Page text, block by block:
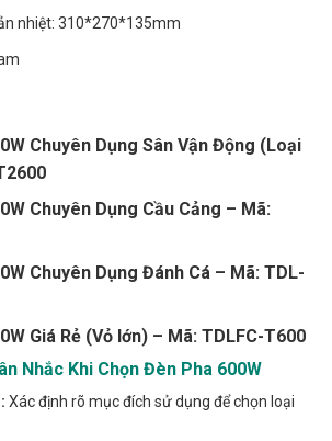
nhiệt: 310*270*135mm
Chuyên Dụng Sân Vận Động (Loại
Chuyên Dụng Cầu Cảng – Mã:
Chuyên Dụng Đánh Cá – Mã: TDL-
Giá Rẻ (Vỏ lớn) – Mã: TDLFC-T600
Nhắc Khi Chọn Đèn Pha 600W
Xác định rõ mục đích sử dụng để chọn loại